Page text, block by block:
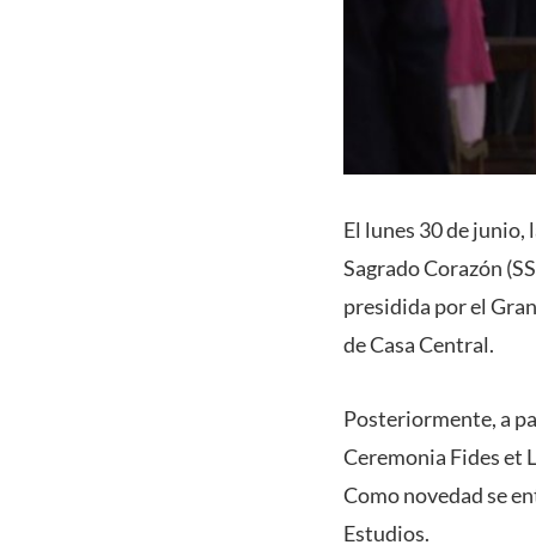
El lunes 30 de
Sagrado Corazón
presidida por el
de Casa Central.
Posteriormente, a
Ceremonia Fides et
Como novedad se
Estudios.